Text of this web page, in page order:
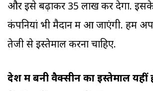
और इसे बढ़ाकर 35 लाख कर देगा. इसके
कंपनियां भी मैदान में आ जाएंगी. हमें
तेजी से इस्तेमाल करना चाहिए.
देश में बनी वैक्सीन का इस्तेमाल यहीं